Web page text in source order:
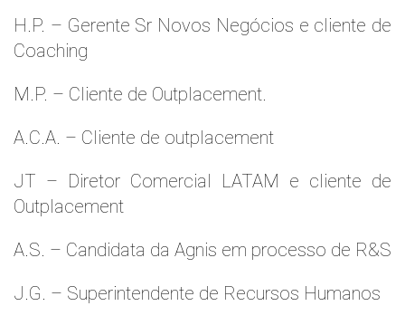
H.P. – Gerente Sr Novos Negócios e cliente de
Coaching
M.P. – Cliente de Outplacement.
A.C.A. – Cliente de outplacement
JT – Diretor Comercial LATAM e cliente de
Outplacement
A.S. – Candidata da Agnis em processo de R&S
J.G. – Superintendente de Recursos Humanos